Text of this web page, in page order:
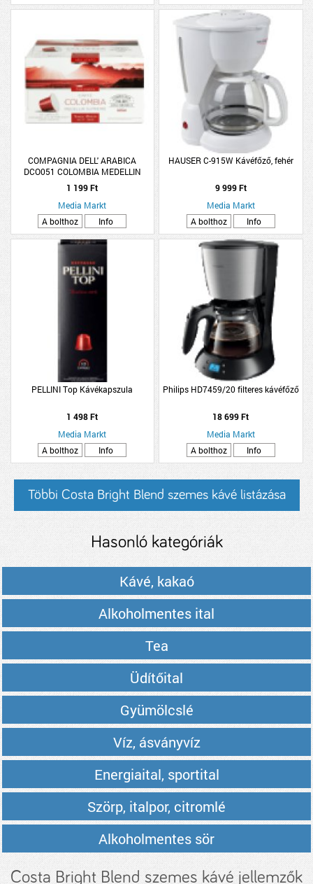
COMPAGNIA DELL' ARABICA
DCO051 COLOMBIA MEDELLIN
Nespresso kompatibilis kapszula
1 199 Ft
Media Markt
A bolthoz
Info
HAUSER C-915W Kávéfőző, fehér
9 999 Ft
Media Markt
A bolthoz
Info
PELLINI Top Kávékapszula
1 498 Ft
Media Markt
A bolthoz
Info
Philips HD7459/20 filteres kávéfőző
18 699 Ft
Media Markt
A bolthoz
Info
Többi Costa Bright Blend szemes kávé listázása
Hasonló kategóriák
Kávé, kakaó
Alkoholmentes ital
Tea
Üdítőital
Gyümölcslé
Víz, ásványvíz
Energiaital, sportital
Szörp, italpor, citromlé
Alkoholmentes sör
Costa Bright Blend szemes kávé jellemzők